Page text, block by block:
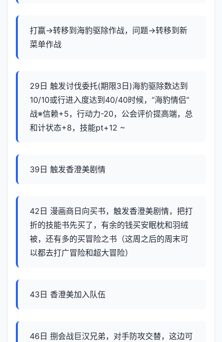
打赢→转移到海豹驱除作战，问题→转移到新
菜单作战
29日 触发讨伐委托(期限3日)海豹驱除数达到
10/10或行进入度达到40/40时候，“海豹情侣”
战※信赖+5，行动力-20，公会评价提高端，总
和计状态+8，技能pt+12 ~
39日 触发香澄美剧情
42日 漫画商日向买书，触发香澄美剧情，把打
折的技能书先买了，有余的钱买安眠枕和羽绒
被，还有多的买冒险之书（这周之后的周末可
以都去打广冒险和超大冒险）
43日 香澄美加入队伍
46日 捌会战巨汉兄弟，对手防攻交替，这边可